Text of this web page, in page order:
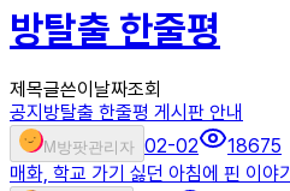
방탈출 한줄평
제목글쓴이 날짜조회
공지 방탈출 한줄평 게시판 안내
M 방팟관리자 02-02
18675
매화, 학교 가기 싫던 아침에 핀 이야기